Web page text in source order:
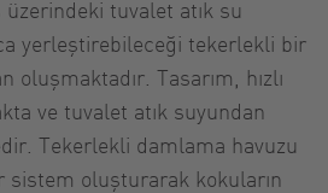
üzerindeki tuvalet atık su
yerleştirebileceği tekerlekli bir
oluşmaktadır. Tasarım, hızlı
ve tuvalet atık suyundan
Tekerlekli damlama havuzu
sistem oluşturarak kokuların